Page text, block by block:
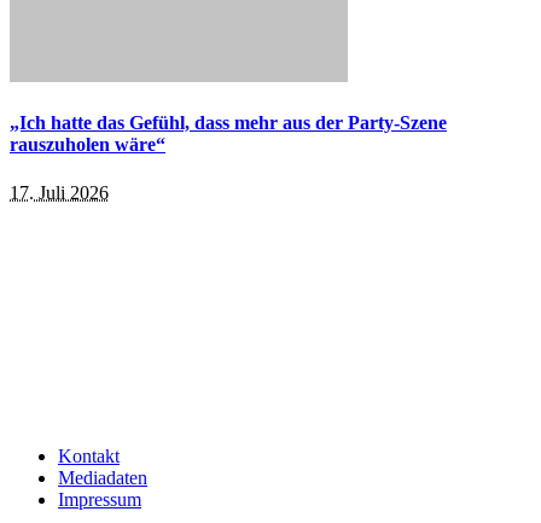
„Ich hatte das Gefühl, dass mehr aus der Party-Szene
rauszuholen wäre“
17. Juli 2026
Kontakt
Mediadaten
Impressum